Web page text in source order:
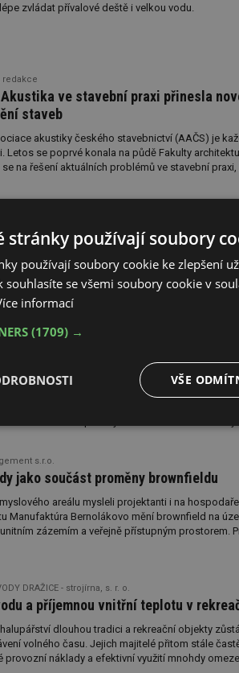
zvládat přívalové deště i velkou vodu.
redakce
ve stavební praxi přinesla
staveb
akustiky českého stavebnictví (AAČS) je
Letos se poprvé konala na půdě Fakulty
na řešení aktuálních problémů ve stavební
2026.
mladým, že mohou vyniknout. Nabídnout
Přípravy na evropský šampionát začínají.
častější výskyt přívalových dešťů a stále přísnější
s.r.o.
jako součást proměny brownfieldu
areálu mysleli projektanti i na
Manufaktúra Bernolákovo mění brownfield na
zázemím a veřejně přístupným prostorem.
DRAŽICE - strojírna, s. r. o.
a příjemnou vnitřní teplotu v
dlouhou tradici a rekreační objekty
volného času. Jejich majitelé přitom stále
náklady a efektivní využití mnohdy
stránky používají soubory
používají soubory cookie ke zlepšení
souhlasíte se všemi soubory cookie v
informací
(1709) →
VŠE
Výkonové
Soubory cílení
cookie umožňují základní funkce webových stránek,
nutných souborů cookie správně používat.
Doména
Vyprší Popis
.forum.tzb-
Zavřením
Slouží k